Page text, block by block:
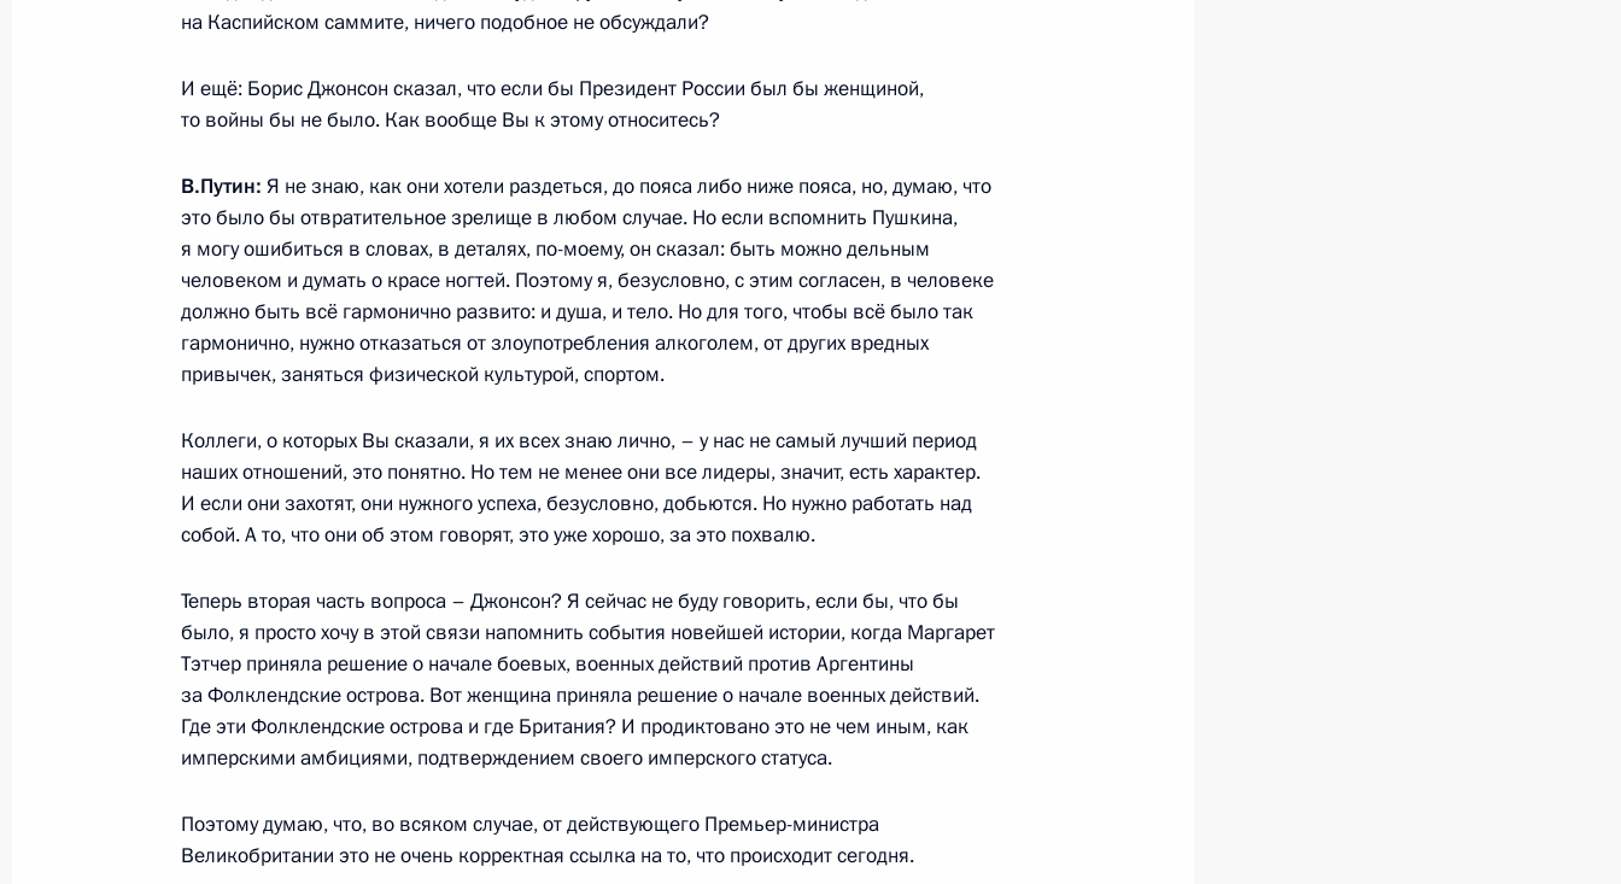
29 июня 2022 года, 22:30 Ашхабад
Беседа с Президентом Ирана Сейедом Эбрахимом Раиси
29 июня 2022 года, 21:30
4
Шестой Каспийский саммит
29 июня 2022 года, 15:15
Встреча с Президентом Туркменистана Сердаром
Бердымухамедовым
6
Владимир Путин прибыл в Туркменистан
29 июня 2022 года, 12:00 Ашхабад
28 июня 2022 года, вторник
на Каспийском саммите, ничего подобное не обсуждали?
И ещё: Борис Джонсон сказал, что если бы Президент России был бы женщиной,
то войны бы не было. Как вообще Вы к этому относитесь?
В.Путин: Я не знаю, как они хотели раздеться, до пояса либо ниже пояса, но, думаю, что
это было бы отвратительное зрелище в любом случае. Но если вспомнить Пушкина,
я могу ошибиться в словах, в деталях, по-моему, он сказал: быть можно дельным
человеком и думать о красе ногтей. Поэтому я, безусловно, с этим согласен, в человеке
должно быть всё гармонично развито: и душа, и тело. Но для того, чтобы всё было так
гармонично, нужно отказаться от злоупотребления алкоголем, от других вредных
привычек, заняться физической культурой, спортом.
Коллеги, о которых Вы сказали, я их всех знаю лично, – у нас не самый лучший период
наших отношений, это понятно. Но тем не менее они все лидеры, значит, есть характер.
И если они захотят, они нужного успеха, безусловно, добьются. Но нужно работать над
собой. А то, что они об этом говорят, это уже хорошо, за это похвалю.
Теперь вторая часть вопроса – Джонсон? Я сейчас не буду говорить, если бы, что бы
было, я просто хочу в этой связи напомнить события новейшей истории, когда Маргарет
Тэтчер приняла решение о начале боевых, военных действий против Аргентины
за Фолклендские острова. Вот женщина приняла решение о начале военных действий.
Где эти Фолклендские острова и где Британия? И продиктовано это не чем иным, как
имперскими амбициями, подтверждением своего имперского статуса.
Поэтому думаю, что, во всяком случае, от действующего Премьер-министра
Великобритании это не очень корректная ссылка на то, что происходит сегодня.